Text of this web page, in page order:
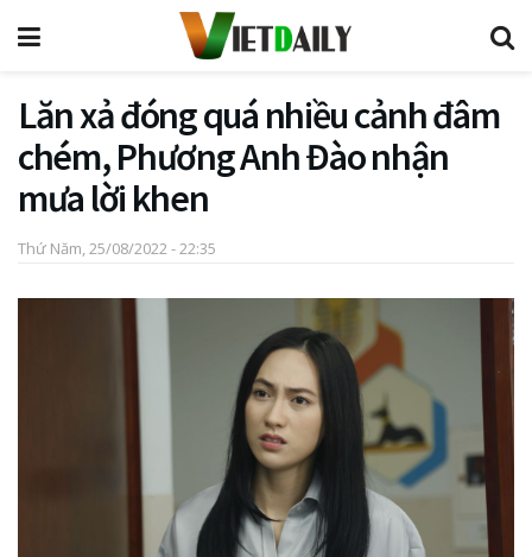
Lăn xả đóng quá nhiều cảnh đâm
chém, Phương Anh Đào nhận
mưa lời khen
Thứ Năm, 25/08/2022 - 22:35